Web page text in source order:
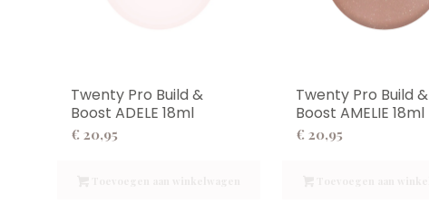
Twenty Pro Build &
Boost ADELE 18ml
€ 20,95
Twenty Pro Build &
Boost AMELIE 18ml
€ 20,95